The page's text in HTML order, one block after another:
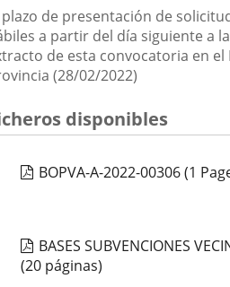
plazo de presentación de
a partir del día siguiente a la
de esta convocatoria en el
(28/02/2022)
disponibles
BOPVA-A-2022-00306(1
BASES SUBVENCIONES
(20 páginas)